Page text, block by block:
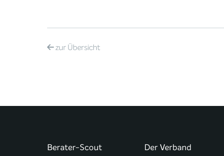
zurÜbersicht
Berater-Scout Der Verband